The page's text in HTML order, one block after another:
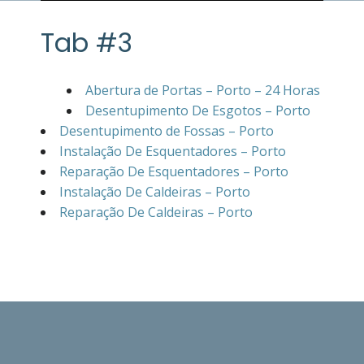
Tab #3
Abertura de Portas – Porto – 24 Horas
Desentupimento De Esgotos – Porto
Desentupimento de Fossas – Porto
Instalação De Esquentadores – Porto
Reparação De Esquentadores – Porto
Instalação De Caldeiras – Porto
Reparação De Caldeiras – Porto